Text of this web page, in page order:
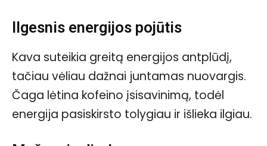
Ilgesnis energijos pojūtis
Kava suteikia greitą energijos antplūdį,
tačiau vėliau dažnai juntamas nuovargis.
Čaga lėtina kofeino įsisavinimą, todėl
energija pasiskirsto tolygiau ir išlieka ilgiau.